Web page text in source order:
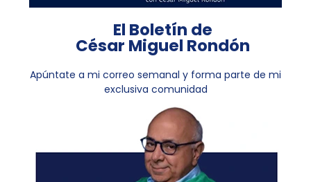
El Boletín de
César Miguel Rondón
Apúntate a mi correo semanal y forma parte de mi
exclusiva comunidad